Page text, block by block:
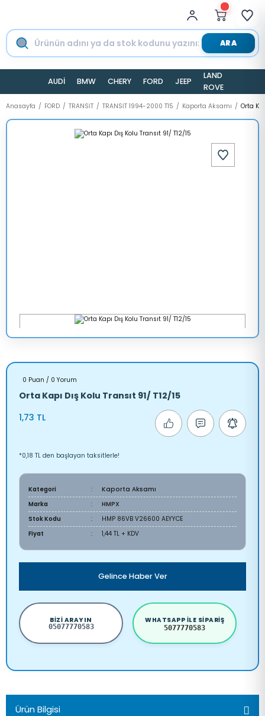
ARA
AUDİ BMW CHERY FORD JEEP
LAND
ROVER
Anasayfa FORD TRANSİT TRANSİT 1994-2000 T15 Kaporta Aksamı Orta
0 Puan / 0 Yorum
Orta Kapı Dış Kolu Transıt 91/ T12/15
1,73 TL
*0,18 TL den başlayan taksitlerle!
Kategori
Kaporta Aksamı
Marka
HMPX
Stok Kodu
HMP 86VB V26600 AEYYCE
Fiyat
1,44 TL + KDV
Gelince Haber Ver
BIZI ARAYIN
05077770583
WHATSAPP ILE SIPARIŞ
5077770583
Ürün Bilgisi